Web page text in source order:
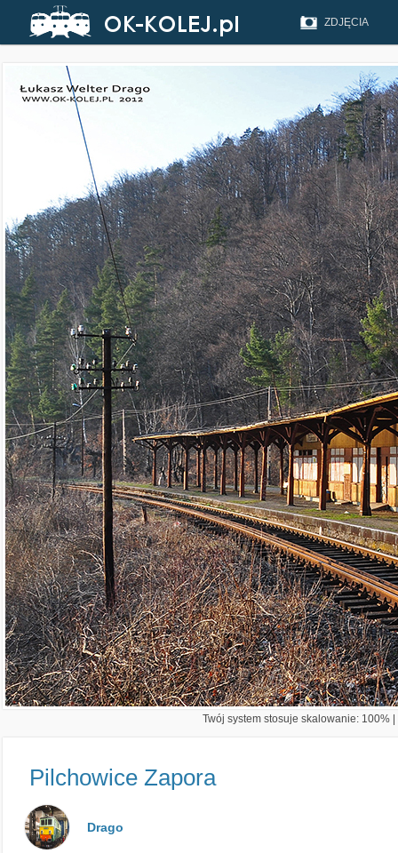
ZDJĘCIA
Twój system stosuje skalowanie: 100%
Pilchowice Zapora
Drago